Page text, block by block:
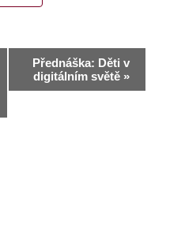
Přednáška: Děti v
digitálním světě »